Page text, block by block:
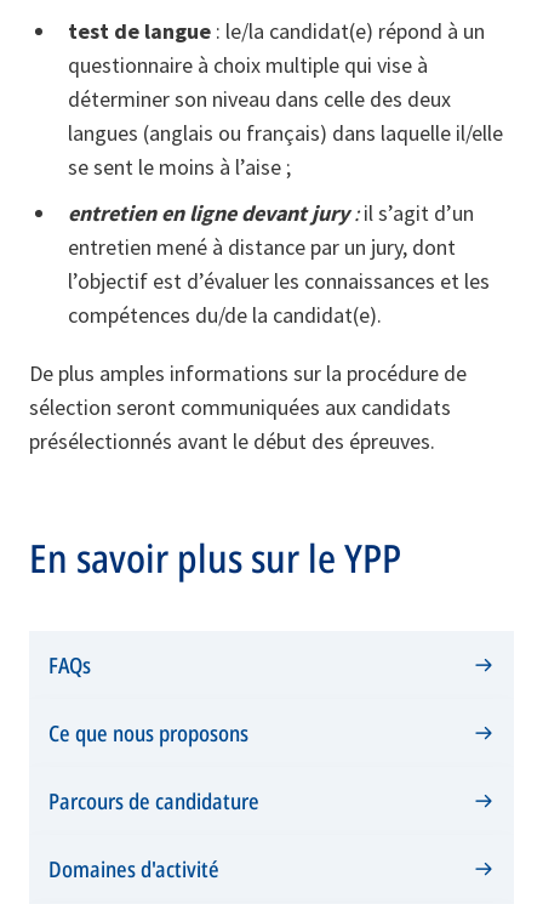
test de langue : le/la candidat(e) répond à un
questionnaire à choix multiple qui vise à
déterminer son niveau dans celle des deux
langues (anglais ou français) dans laquelle il/elle
se sent le moins à l’aise ;
entretien en ligne devant jury:il s’agit d’un
entretien mené à distance par un jury, dont
l’objectif est d’évaluer les connaissances et les
compétences du/de la candidat(e).
De plus amples informations sur la procédure de
sélection seront communiquées aux candidats
présélectionnés avant le début des épreuves.
En savoir plus sur le YPP
FAQs
Ce que nous proposons
Parcours de candidature
Domaines d'activité